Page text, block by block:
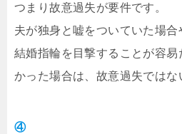
つまり故意過失が要件です。
夫が独身と嘘をついていた場
結婚指輪を目撃することが容
かった場合は、故意過失ではな
④